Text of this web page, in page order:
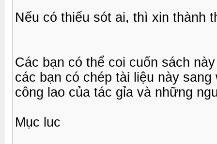
Nếu có thiếu sót ai, thì xin thành
Các bạn có thể coi cuốn sách
các bạn có chép tài liệu này
công lao của tác gỉa và những
Mục luc